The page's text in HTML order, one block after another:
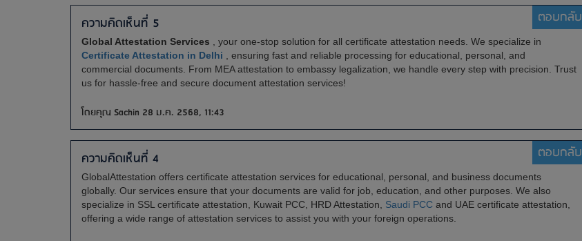
ความคิดเห็นที่ 5 ตอบกลับ
Global Attestation Services , your one-stop solution for all certificate attestation needs. We specialize in
Certificate Attestation in Delhi , ensuring fast and reliable processing for educational, personal, and
commercial documents. From MEA attestation to embassy legalization, we handle every step with precision. Trust
us for hassle-free and secure document attestation services!
โดยคุณ Sachin 28 ม.ค. 2568, 11:43
ความคิดเห็นที่ 4 ตอบกลับ
GlobalAttestation offers certificate attestation services for educational, personal, and business documents
globally. Our services ensure that your documents are valid for job, education, and other purposes. We also
specialize in SSL certificate attestation, Kuwait PCC, HRD Attestation, Saudi PCC and UAE certificate attestation,
offering a wide range of attestation services to assist you with your foreign operations.